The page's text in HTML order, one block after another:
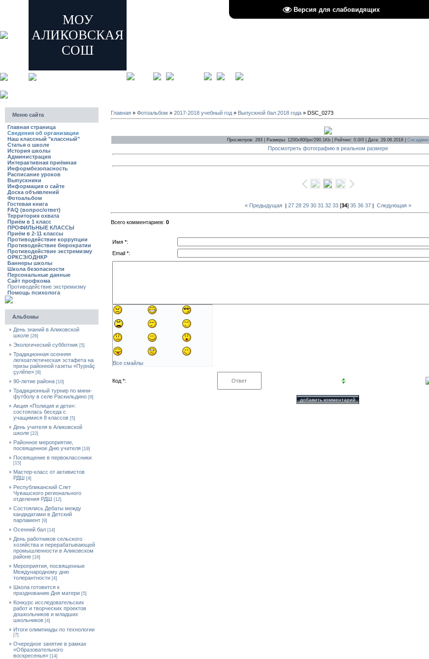
Версия для слабовидящих
МОУ
АЛИКОВСКАЯ
СОШ
Меню сайта
Главная страница
Сведения об организации
Наш классный "классный"
Статья о школе
История школы
Администрация
Интерактивная приёмная
Информбезопасность
Расписание уроков
Выпускники
Информация о сайте
Доска объявлений
Фотоальбом
Гостевая книга
FAQ (вопрос/ответ)
Территория охвата
Приём в 1 класс
ПРОФИЛЬНЫЕ КЛАССЫ
Приём в 2-11 классы
Противодействие коррупции
Противодействие бюрократии
Противодействие экстремизму
ОРКСЭ/ОДНКР
Баннеры школы
Школа безопасности
Персональные данные
Сайт профкома
Противодействие экстремизму
Помощь психолога
Альбомы
День знаний в Аликовской
школе [26]
Экологический субботник [5]
Традиционная осенняя
легкоатлетическая эстафета на
призы районной газеты «Пурнăç
çулĕпе» [9]
90-летие района [10]
Традиционный турнир по мини-
футболу в селе Раскильдино [9]
Акция «Полиция и дети»:
состоялась беседа с
учащимися 8 классов [5]
День учителя в Аликовской
школе [22]
Районное мероприятие,
посвященное Дню учителя [19]
Посвящение в первоклассники
[15]
Мастер-класс от активистов
РДШ [4]
Республиканский Слет
Чувашского регионального
отделения РДШ [12]
Состоялись Дебаты между
кандидатами в Детский
парламент [9]
Осенний бал [14]
День работников сельского
хозяйства и перерабатывающей
промышленности в Аликовском
районе [16]
Мероприятия, посвященные
Международному дню
толерантности [4]
Школа готовится к
празднованию Дня матери [5]
Конкурс исследовательских
работ и творческих проектов
дошкольников и младших
школьников [4]
Итоги олимпиады по технологии
[7]
Очередное занятие в рамках
«Образовательного
воскресенья» [14]
Главная » Фотоальбом » 2017-2018 учебный год » Выпускной бал 2018 года » DSC_0273
Просмотров: 293 | Размеры: 1200x800px/290.1Kb | Рейтинг: 0.0/0 | Дата: 29.06.2018 | Сисадмин
Просмотреть фотографию в реальном размере
« Предыдущая| 27 28 29 30 31 32 33[34] 35 36 37| Следующая »
Всего комментариев: 0
Имя *:
Email *:
Все смайлы
Код *: